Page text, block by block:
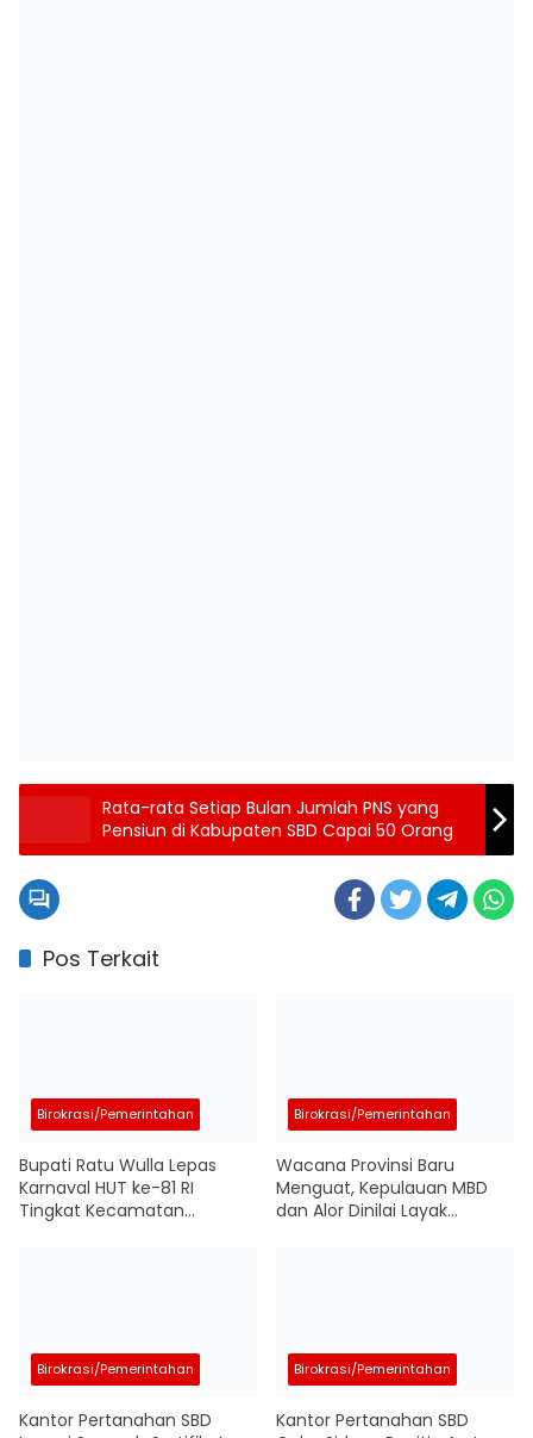
Rata-rata Setiap Bulan Jumlah PNS yang
Pensiun di Kabupaten SBD Capai 50 Orang
Pos Terkait
Birokrasi/Pemerintahan
Bupati Ratu Wulla Lepas
Karnaval HUT ke-81 RI
Tingkat Kecamatan
Birokrasi/Pemerintahan
Wacana Provinsi Baru
Menguat, Kepulauan MBD
dan Alor Dinilai Layak
Birokrasi/Pemerintahan
Kantor Pertanahan SBD
Birokrasi/Pemerintahan
Kantor Pertanahan SBD